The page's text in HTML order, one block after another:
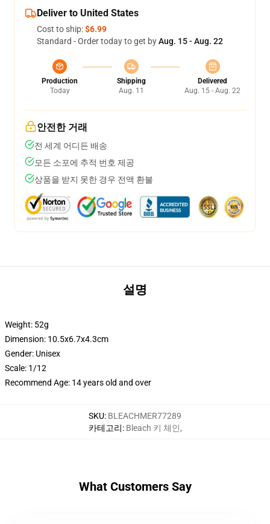
Deliver to United States
Cost to ship:$6.99
Standard - Order today to get byAug. 15 - Aug. 22
Production
Today
Shipping
Aug. 11
Delivered
Aug. 15 - Aug. 22
안전한 거래
전 세계 어디든 배송
모든 소포에 추적 번호 제공
상품을 받지 못한 경우 전액 환불
설명
Weight: 52g
Dimension: 10.5x6.7x4.3cm
Gender: Unisex
Scale: 1/12
Recommend Age: 14 years old and over
SKU: BLEACHMER77289
카테고리: Bleach 키 체인,
What Customers Say